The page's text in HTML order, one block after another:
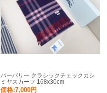
バーバリー クラシックチェックカシ
ミヤスカーフ 168x30cm
価格:7,000円